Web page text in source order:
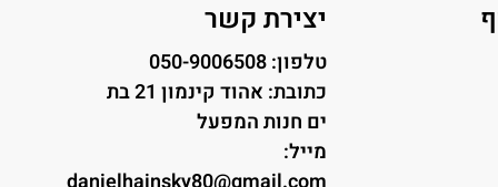
יצירת קשר
טלפון: 050-9006508
כתובת: אהוד קינמון 21 בת
ים חנות המפעל
מייל: